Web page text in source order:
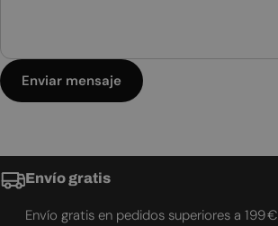
Enviar mensaje
Envío gratis
Envío gratis en pedidos superiores a 199 €